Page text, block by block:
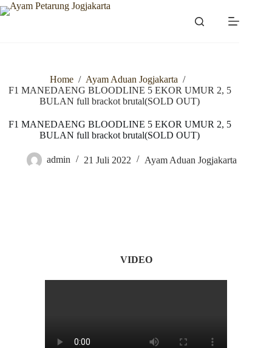
Skip
to
Home / Ayam Aduan Jogjakarta /
F1 MANEDAENG BLOODLINE 5 EKOR UMUR 2, 5
BULAN full brackot brutal(SOLD OUT)
F1 MANEDAENG BLOODLINE 5 EKOR UMUR 2, 5
BULAN full brackot brutal(SOLD OUT)
admin 21 Juli 2022 Ayam Aduan Jogjakarta
VIDEO